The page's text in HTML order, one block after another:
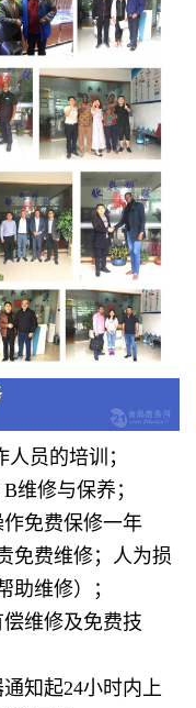
员的培训；
B维修与保养；
免费保修一年
免费维修；人为损
助维修）；
维修及免费技
通知起24小时内上